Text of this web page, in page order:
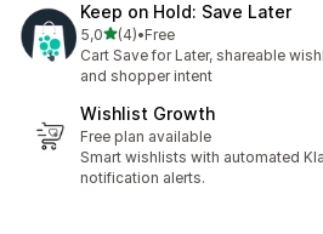
Keep on Hold: Save Later
5,05 yıldız üzerinden
(4)
toplam 4 değerlendirme
•Free
Cart Save for Later, shareable
and shopper intent
Wishlist Growth
Free plan available
Smart wishlists with automated
notification alerts.